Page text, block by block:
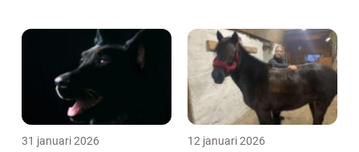
dig en grundlig översikt över hamsterf...
31 januari 2026 12 januari 2026